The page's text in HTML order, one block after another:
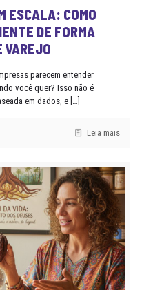
ESCALA: COMO
DE FORMA
VAREJO
parecem entender
você quer? Isso não é
em dados, e
Leia mais